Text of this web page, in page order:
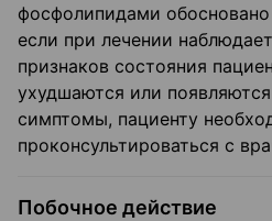
фосфолипидами
если при лечении
признаков состояния
ухудшаются или
симптомы, пациенту
проконсультироваться с
Побочное действие